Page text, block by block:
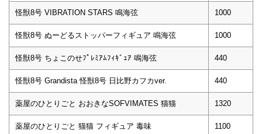
怪獣8号 VIBRATION STARS 鳴海弦 1000
怪獣8号 ぬーどるストッパーフィギュア 鳴海弦 1000
怪獣8号 ちょこのせﾌﾟﾚﾐｱﾑﾌｨｷﾞｭｱ 鳴海弦 440
怪獣8号 Grandista 怪獣8号 日比野カフカver. 440
薬屋のひとりごと おおきなSOFVIMATES 猫猫 1320
薬屋のひとりごと 猫猫 フィギュア 毒味 1100